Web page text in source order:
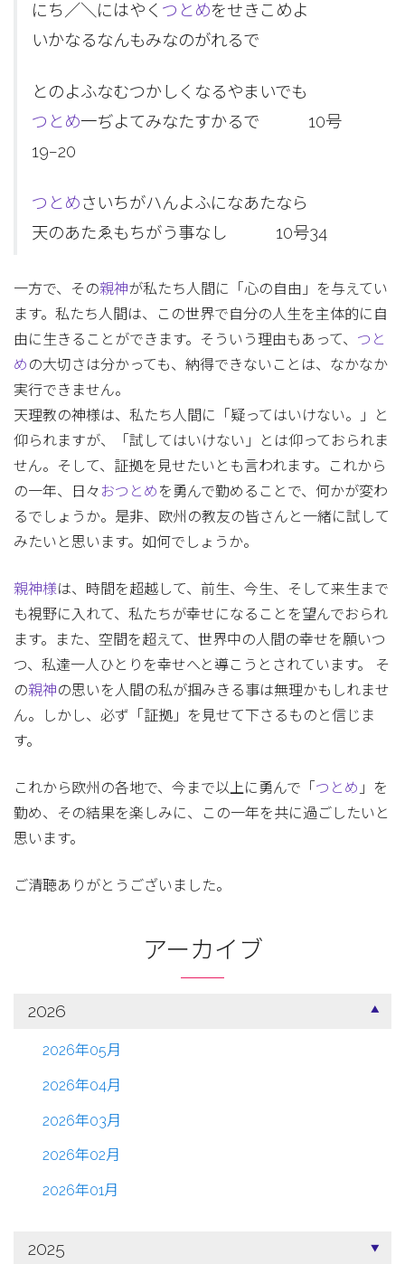
にち／＼にはやく つとめをせきこめよ
いかなるなんもみなのがれるで
とのよふなむつかしくなるやまいでも
つとめ一ぢよてみなたすかるで 10号
19−20
つとめさいちがハんよふになあたなら
天のあたゑもちがう事なし 10号34
一方で、その親神が私たち人間に「心の自由」を与えてい
ます。私たち人間は、この世界で自分の人生を主体的に自
由に生きることができます。そういう理由もあって、 つと
め の大切さは分かっても、納得できないことは、なかなか
実行できません。
天理教の神様は、私たち人間に「疑ってはいけない。」と
仰られますが、「試してはいけない」とは仰っておられま
せん。そして、証拠を見せたいとも言われます。これから
の一年、日々 おつとめ を勇んで勤めることで、何かが変わ
るでしょうか。是非、欧州の教友の皆さんと一緒に試して
みたいと思います。如何でしょうか。
親神様は、時間を超越して、前生、今生、そして来生まで
も視野に入れて、私たちが幸せになることを望んでおられ
ます。また、空間を超えて、世界中の人間の幸せを願いつ
つ、私達一人ひとりを幸せへと導こうとされています。 そ
の親神の思いを人間の私が掴みきる事は無理かもしれませ
ん。しかし、必ず「証拠」を見せて下さるものと信じま
す。
これから欧州の各地で、今まで以上に勇んで「 つとめ 」を
勤め、その結果を楽しみに、この一年を共に過ごしたいと
思います。
ご清聴ありがとうございました。
アーカイブ
2026
2026年05月
2026年04月
2026年03月
2026年02月
2026年01月
2025